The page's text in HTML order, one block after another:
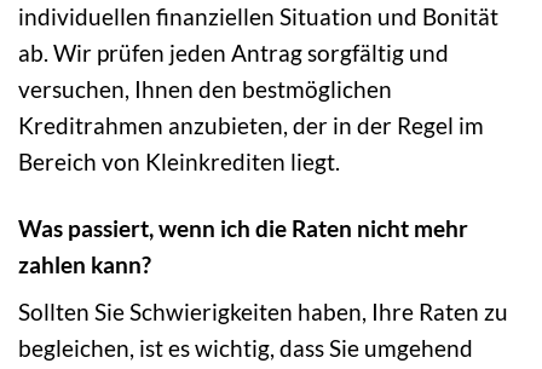
individuellen finanziellen Situation und Bonität
ab. Wir prüfen jeden Antrag sorgfältig und
versuchen, Ihnen den bestmöglichen
Kreditrahmen anzubieten, der in der Regel im
Bereich von Kleinkrediten liegt.
Was passiert, wenn ich die Raten nicht mehr
zahlen kann?
Sollten Sie Schwierigkeiten haben, Ihre Raten zu
begleichen, ist es wichtig, dass Sie umgehend